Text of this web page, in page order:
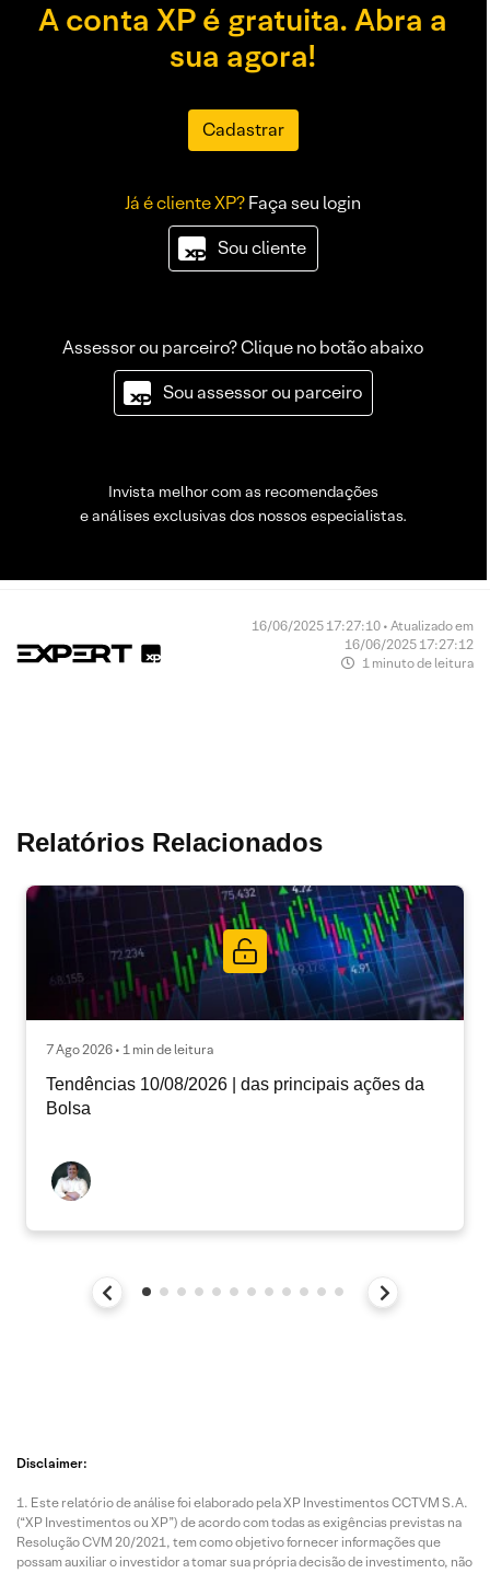
A conta XP é gratuita. Abra a
sua agora!
Cadastrar
Já é cliente XP?Faça seu login
Sou cliente
Assessor ou parceiro? Clique no botão abaixo
Sou assessor ou parceiro
Invista melhor com as recomendações
e análises exclusivas dos nossos especialistas.
16/06/2025 17:27:10 • Atualizado em
16/06/2025 17:27:12
1 minuto de leitura
Relatórios Relacionados
7 Ago 2026 • 1 min de leitura
Tendências 10/08/2026 | das principais ações da
Bolsa
Disclaimer:
Este relatório de análise foi elaborado pela XP Investimentos CCTVM S.A.
(“XP Investimentos ou XP”) de acordo com todas as exigências previstas na
Resolução CVM 20/2021, tem como objetivo fornecer informações que
possam auxiliar o investidor a tomar sua própria decisão de investimento, não